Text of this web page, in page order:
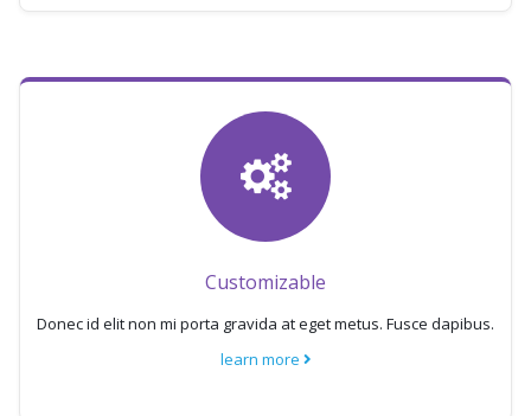
Customizable
Donec id elit non mi porta gravida at eget metus. Fusce dapibus.
learn more